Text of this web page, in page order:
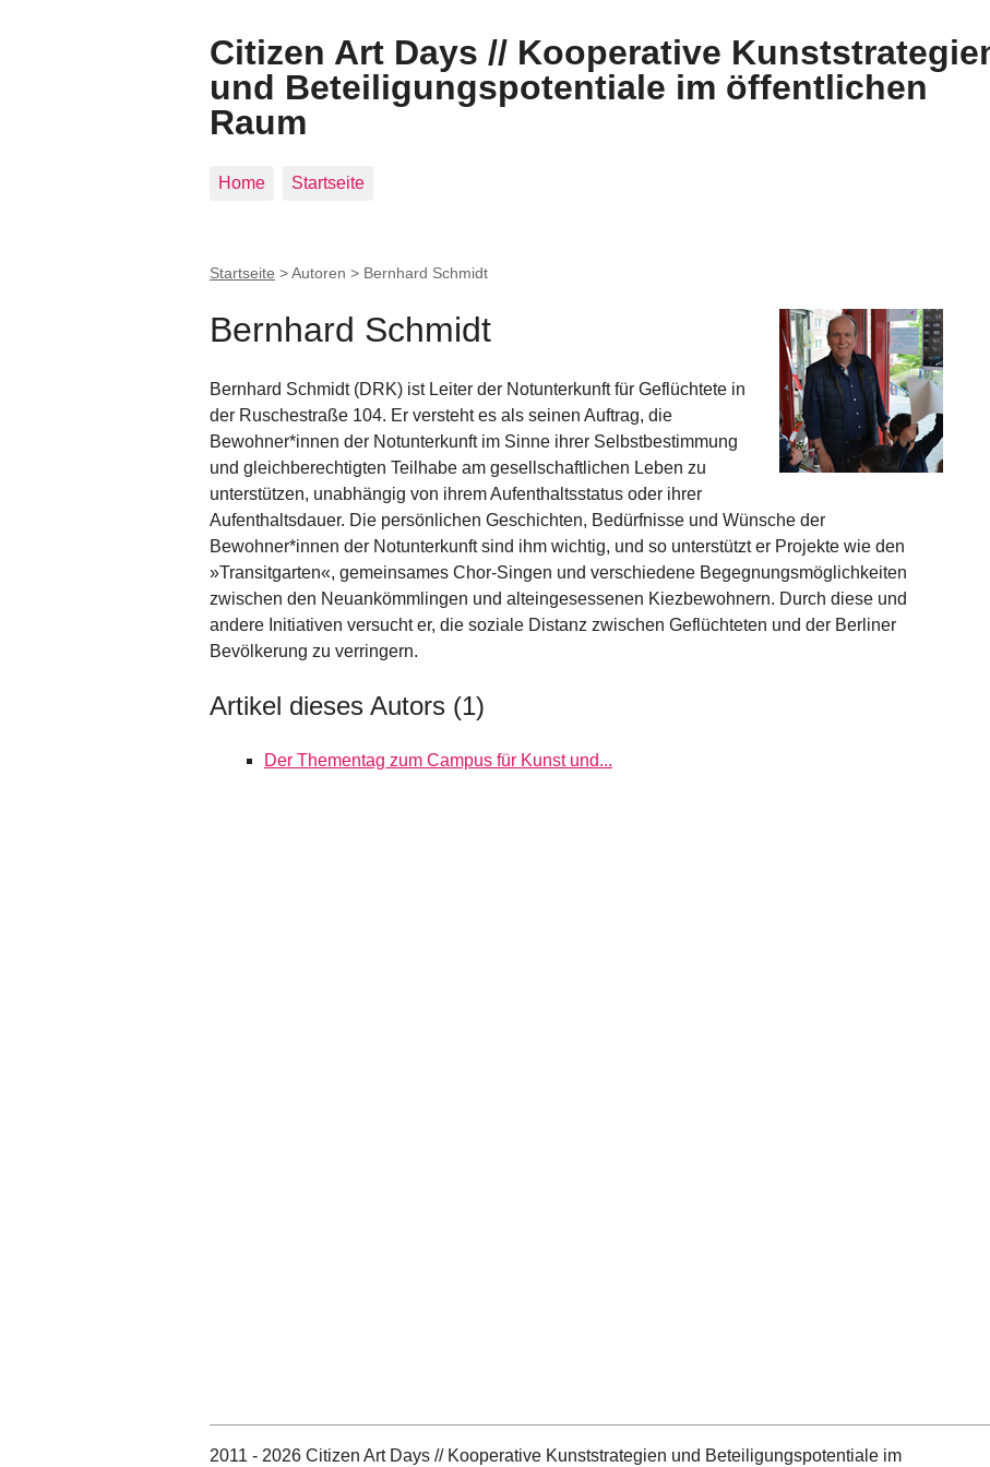
Citizen Art Days // Kooperative
und Beteiligungspotentiale im öffentlichen
Raum
Home Startseite
Startseite > Autoren > Bernhard Schmidt
Bernhard Schmidt
Bernhard Schmidt (DRK) ist Leiter der Notunterkunft für Geflüchtete in
der Ruschestraße 104. Er versteht es als seinen Auftrag, die
Bewohner*innen der Notunterkunft im Sinne ihrer Selbstbestimmung
und gleichberechtigten Teilhabe am gesellschaftlichen Leben zu
unterstützen, unabhängig von ihrem Aufenthaltsstatus oder ihrer
Aufenthaltsdauer. Die persönlichen Geschichten, Bedürfnisse und Wünsche der
Bewohner*innen der Notunterkunft sind ihm wichtig, und so unterstützt er Projekte wie den
»Transitgarten«, gemeinsames Chor-Singen und verschiedene Begegnungsmöglichkeiten
zwischen den Neuankömmlingen und alteingesessenen Kiezbewohnern. Durch diese und
andere Initiativen versucht er, die soziale Distanz zwischen Geflüchteten und der Berliner
Bevölkerung zu verringern.
Artikel dieses Autors (1)
Der Thementag zum Campus für Kunst und...
2011 - 2026 Citizen Art Days // Kooperative Kunststrategien und Beteiligungspotentiale im